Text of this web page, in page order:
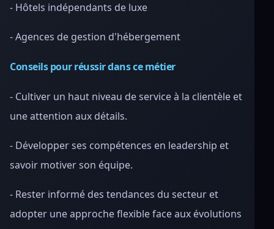
- Hôtels indépendants de luxe
- Agences de gestion d'hébergement
Conseils pour réussir dans ce métier
- Cultiver un haut niveau de service à la clientèle et
une attention aux détails.
- Développer ses compétences en leadership et
savoir motiver son équipe.
- Rester informé des tendances du secteur et
adopter une approche flexible face aux évolutions